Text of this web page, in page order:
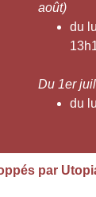
août)
du
Du 1er
du
par